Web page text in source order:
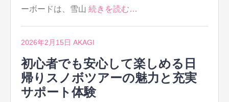
ーボードは、雪山 続きを読む…
2026年2月15日 AKAGI
初心者でも安心して楽しめる日
帰りスノボツアーの魅力と充実
サポート体験